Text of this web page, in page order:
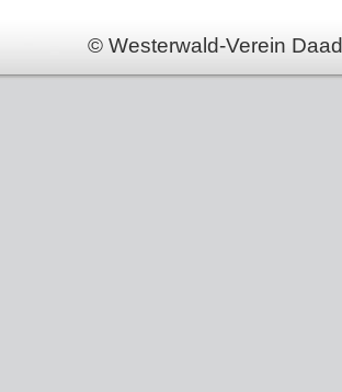
© Westerwald-Verein